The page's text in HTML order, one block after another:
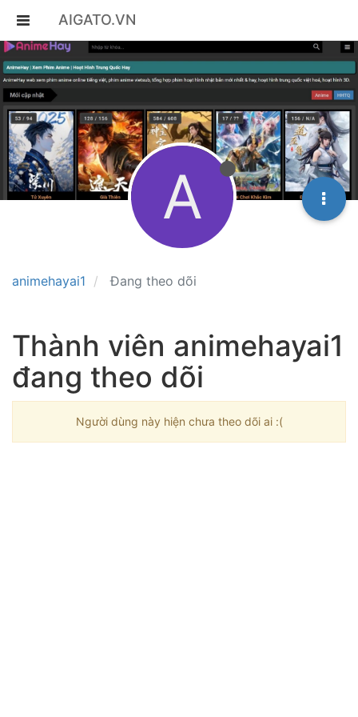
AIGATO.VN
animehayai1 Đang theo dõi
A
Thành viên animehayai1
đang theo dõi
Người dùng này hiện chưa theo dõi ai :(